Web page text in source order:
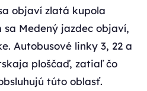
objaví zlatá kupola
Medený jazdec objaví,
Autobusové linky 3, 22 a
ploščaď, zatiaľ čo
túto oblasť.